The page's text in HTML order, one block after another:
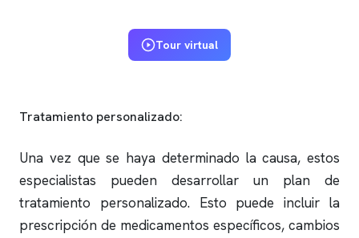
Tour virtual
Tratamiento personalizado:
Una vez que se haya determinado la causa, estos
especialistas pueden desarrollar un plan de
tratamiento personalizado. Esto puede incluir la
prescripción de medicamentos específicos, cambios